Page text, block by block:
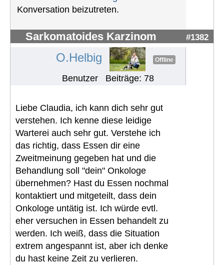
Konversation beizutreten.
Sarkomatoides Karzinom #1382
O.Helbig Offline
Benutzer Beiträge: 78
Liebe Claudia, ich kann dich sehr gut
verstehen. Ich kenne diese leidige
Warterei auch sehr gut. Verstehe ich
das richtig, dass Essen dir eine
Zweitmeinung gegeben hat und die
Behandlung soll "dein" Onkologe
übernehmen? Hast du Essen nochmal
kontaktiert und mitgeteilt, dass dein
Onkologe untätig ist. Ich würde evtl.
eher versuchen in Essen behandelt zu
werden. Ich weiß, dass die Situation
extrem angespannt ist, aber ich denke
du hast keine Zeit zu verlieren.